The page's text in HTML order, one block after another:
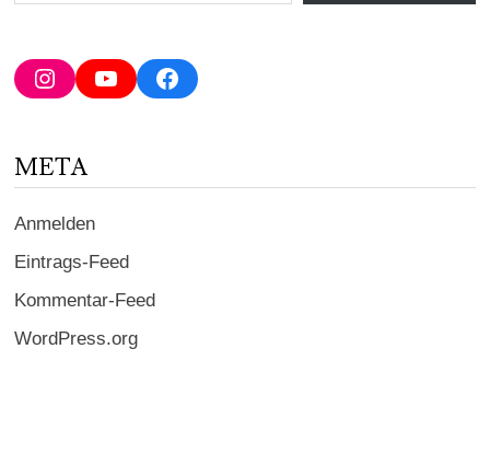
Adresse
ein ...
InstagramYouTubeFacebook
META
Anmelden
Eintrags-Feed
Kommentar-Feed
WordPress.org